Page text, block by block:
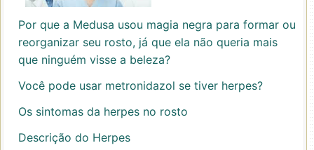
Por que a Medusa usou magia negra para formar ou
reorganizar seu rosto, já que ela não queria mais
que ninguém visse a beleza?
Você pode usar metronidazol se tiver herpes?
Os sintomas da herpes no rosto
Descrição do Herpes